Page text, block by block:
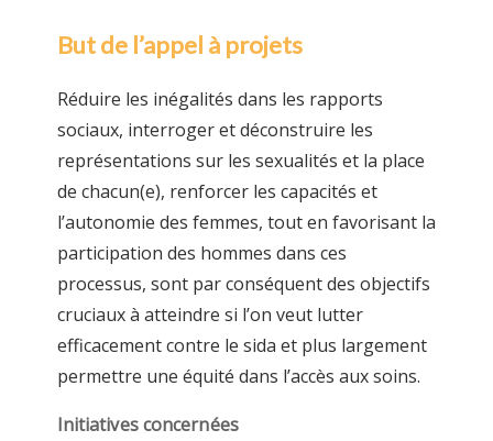
But de l’appel à projets
Réduire les inégalités dans les rapports
sociaux, interroger et déconstruire les
représentations sur les sexualités et la place
de chacun(e), renforcer les capacités et
l’autonomie des femmes, tout en favorisant la
participation des hommes dans ces
processus, sont par conséquent des objectifs
cruciaux à atteindre si l’on veut lutter
efficacement contre le sida et plus largement
permettre une équité dans l’accès aux soins.
Initiatives concernées